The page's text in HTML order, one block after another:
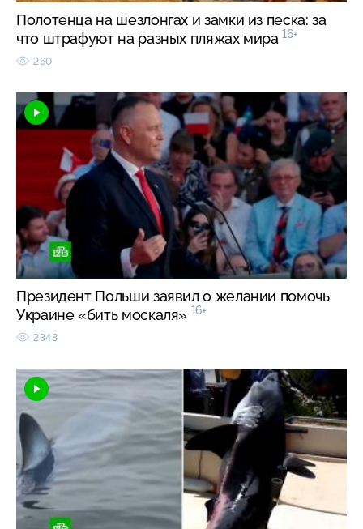
Полотенца на шезлонгах и замки из песка: за
что штрафуют на разных пляжах мира 16+
260
Президент Польши заявил о желании помочь
Украине «бить москаля» 16+
2348